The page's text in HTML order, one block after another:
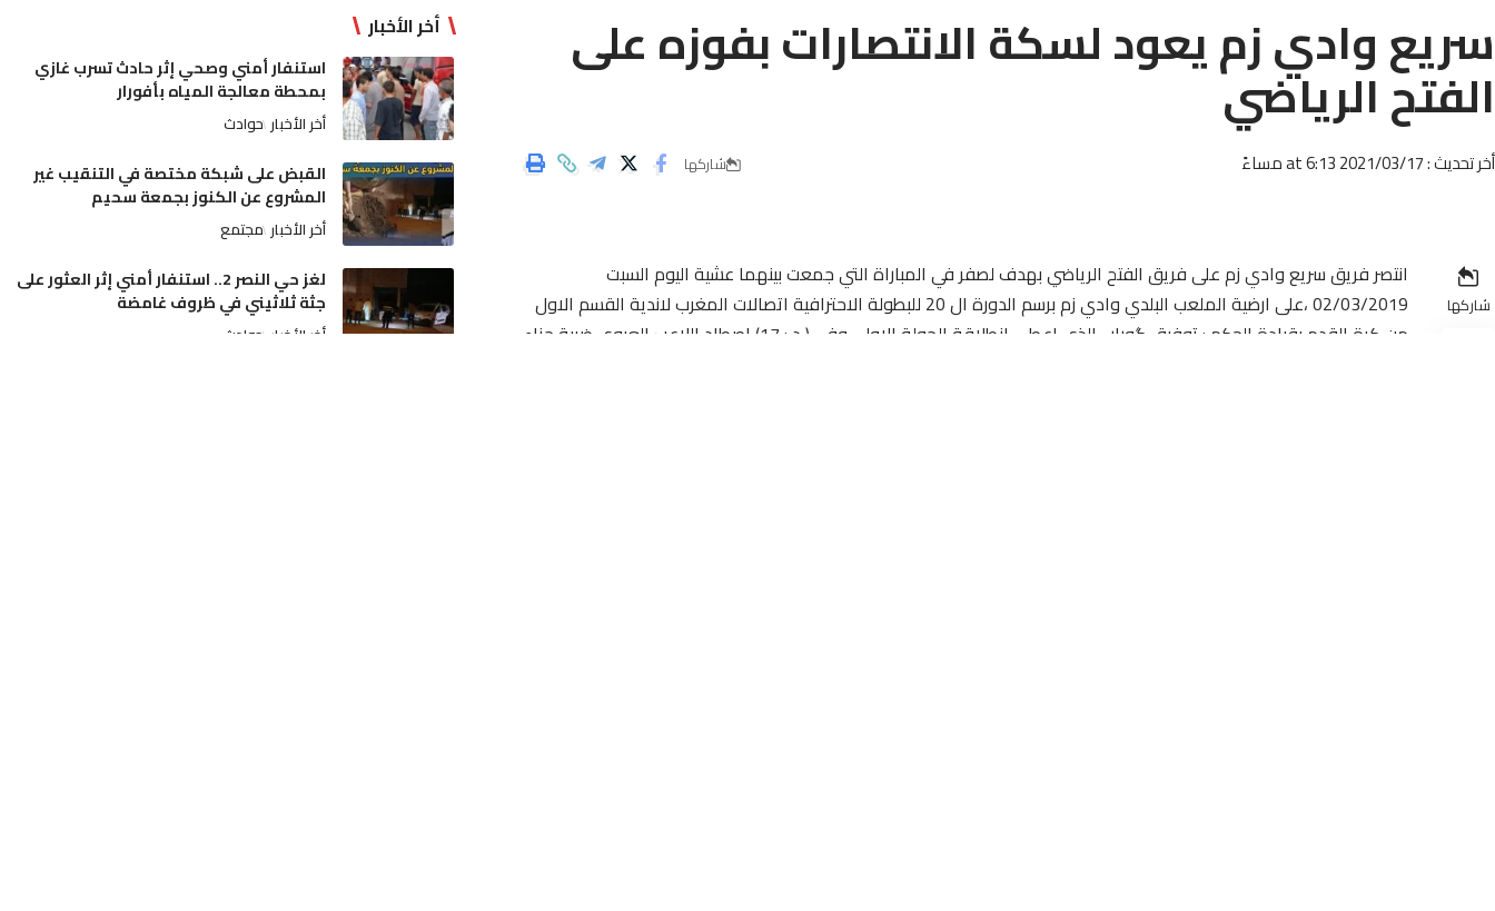
سريع وادي زم يعود لسكة الانتصارات بفوزه على
الفتح الرياضي
أخر تحديث : 2021/03/17 at 6:13 مساءً شاركها
شاركها
انتصر فريق سريع وادي زم على فريق الفتح الرياضي بهدف لصفر في المباراة التي جمعت بينهما عشية اليوم السبت
02/03/2019 ،على ارضية الملعب البلدي وادي زم برسم الدورة ال 20 للبطولة الاحترافية اتصالات المغرب لاندية القسم الاول
من كرة القدم بقيادة الحكم : توفيق گورار ، الذي اعطى انطلاقة الجولة الاولى وفي ( د : 17) اصطاد اللاعب العروي ضربة جزاء
أخر الأخبار
استنفار أمني وصحي إثر حادث تسرب غازي
بمحطة معالجة المياه بأفورار
أخر الأخبار حوادث
القبض على شبكة مختصة في التنقيب غير
المشروع عن الكنوز بجمعة سحيم
أخر الأخبار مجتمع
لغز حي النصر 2.. استنفار أمني إثر العثور على
جثة ثلاثيني في ظروف غامضة
أخر الأخبار حوادث